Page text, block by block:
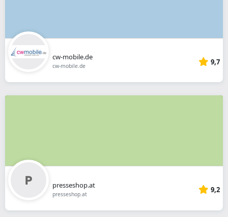
cw-mobile.de
cw-mobile.de 9,7
presseshop.at
presseshop.at 9,2